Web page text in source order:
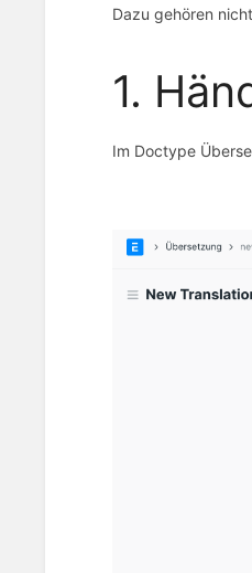
Dazu gehören
1.
Im Doctype